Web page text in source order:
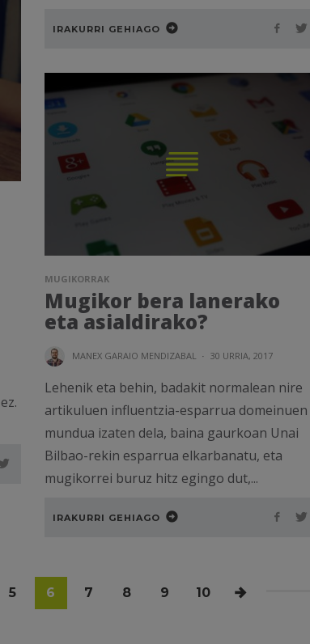
IRAKURRI GEHIAGO
MUGIKORRAK
Mugikor bera lanerako
eta asialdirako?
MANEX GARAIO MENDIZABAL · 30 URRIA, 2017
Lehenik eta behin, badakit normalean nire
artikuluen influentzia-esparrua domeinuen
mundua izaten dela, baina gaurkoan Unai
Bilbao-rekin esparrua elkarbanatu, eta
mugikorrei buruz hitz egingo dut,...
IRAKURRI GEHIAGO
5 6 7 8 9 10